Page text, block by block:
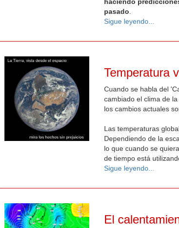
pasado
Sigue leyendo...
Temperatura
Cuando se habla del
cambiado el clima de
los cambios actuales
Las temperaturas
Dependiendo de la
lo que cuando se
de tiempo está
Sigue leyendo...
El